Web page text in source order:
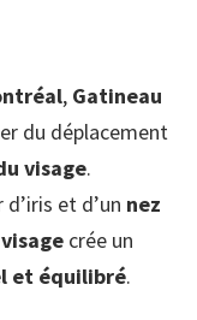
, Gatineau
du déplacement
visage.
et d’un nez
crée un
et équilibré.